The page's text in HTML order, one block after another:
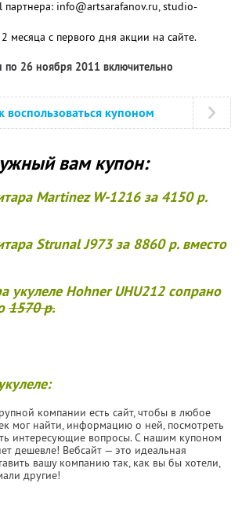
партнера: info@artsarafanov.ru, studio-
месяца с первого дня акции на сайте.
по 26 ноября 2011 включительно
воспользоваться купоном
вам купон:
Martinez W-1216 за 4150 р.
Strunal J973 за 8860 р. вместо
укулеле Hohner UHU212 сопрано
1570 р.
компании есть сайт, чтобы в любое
мог найти, информацию о ней, посмотреть
интересующие вопросы. С нашим купоном
дешевле! Вебсайт — это идеальная
вашу компанию так, как вы бы хотели,
другие!